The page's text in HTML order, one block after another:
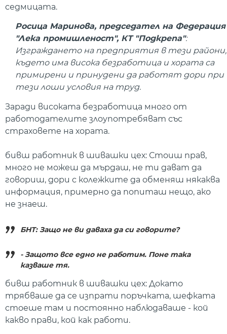
седмицата.
Росица Маринова, председател на Федерация
"Лека промишленост", КТ "Подкрепа":
Изграждането на предприятия в тези райони,
където има висока безработица и хората са
примирени и принудени да работят дори при
тези лоши условия на труд.
Заради високата безработица много от
работодателите злоупотребяват със
страховете на хората.
бивш работник в шивашки цех: Стоиш прав,
много не можеш да мърдаш, не ти дават да
говориш, дори с колежките да обменяш някаква
информация, примерно да попиташ нещо, ако
не знаеш.
БНТ: Защо не ви даваха да си говорите?
- Защото все едно не работим. Поне така
казваше тя.
бивш работник в шивашки цех: Докато
трябваше да се изпрати поръчката, шефката
стоеше там и постоянно наблюдаваше - кой
какво прави, кой как работи.